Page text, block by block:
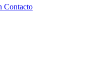
Contacto